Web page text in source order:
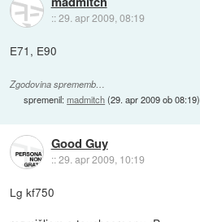
::29. apr 2009, 08:19
E71, E90
Zgodovina sprememb…
spremenil:madmitch(29. apr 2009 ob 08:19)
Good Guy
::29. apr 2009, 10:19
Lg kf750